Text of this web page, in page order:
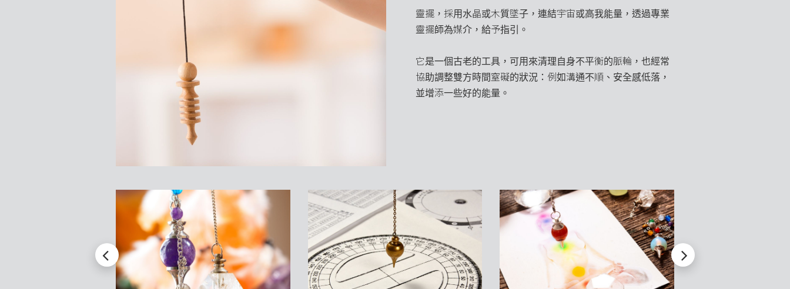
靈擺，採用水晶或木質墜子，連結宇宙或高我能量，透過專業
靈擺師為媒介，給予指引。
它是一個古老的工具，可用來清理自身不平衡的脈輪，也經常
協助調整雙方時間窒礙的狀況：例如溝通不順、安全感低落，
並增添一些好的能量。